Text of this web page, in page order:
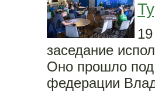
заседание
Оно прошло под
федерации